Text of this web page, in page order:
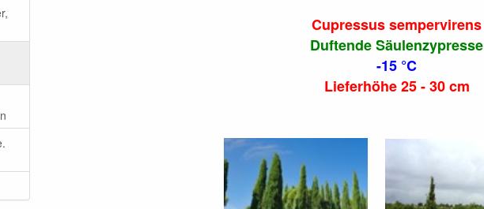
Cupressus sempervirens
Duftende Säulenzypresse
-15 °C
Lieferhöhe 25 - 30 cm